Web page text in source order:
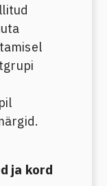
ja kord